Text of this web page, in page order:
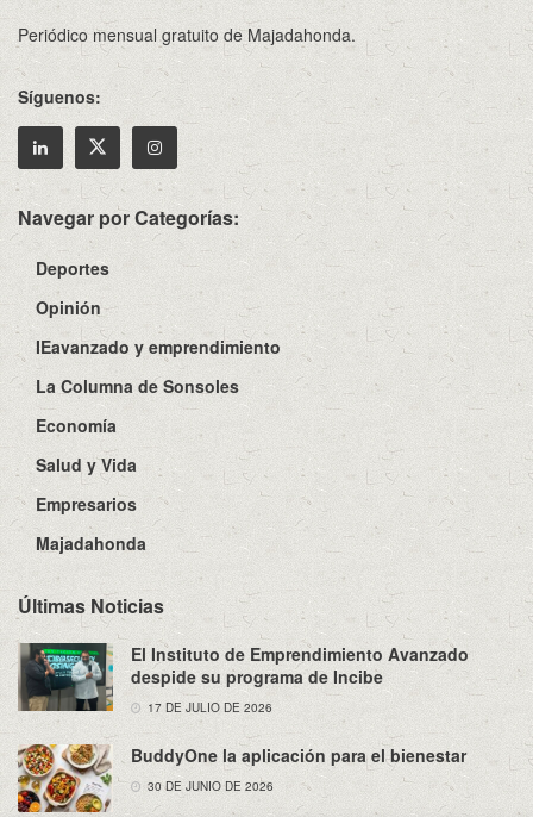
Periódico mensual gratuito de Majadahonda.
Síguenos:
Navegar por Categorías:
Deportes
Opinión
IEavanzado y emprendimiento
La Columna de Sonsoles
Economía
Salud y Vida
Empresarios
Majadahonda
Últimas Noticias
El Instituto de Emprendimiento Avanzado
despide su programa de Incibe
17 DE JULIO DE 2026
BuddyOne la aplicación para el bienestar
30 DE JUNIO DE 2026